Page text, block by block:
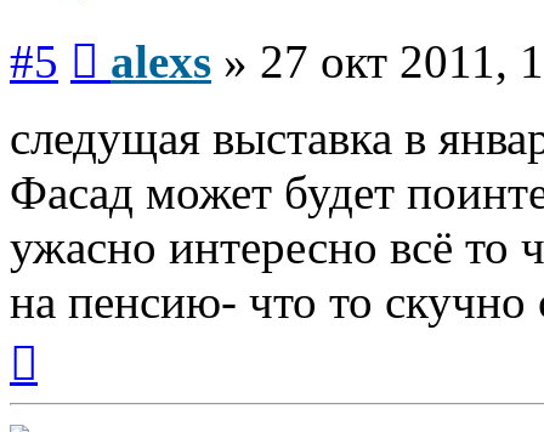
#5 alexs » 27 окт 2011,
следущая выставка в
Фасад может будет
ужасно интересно всё то
на пенсию- что то скучно
началу